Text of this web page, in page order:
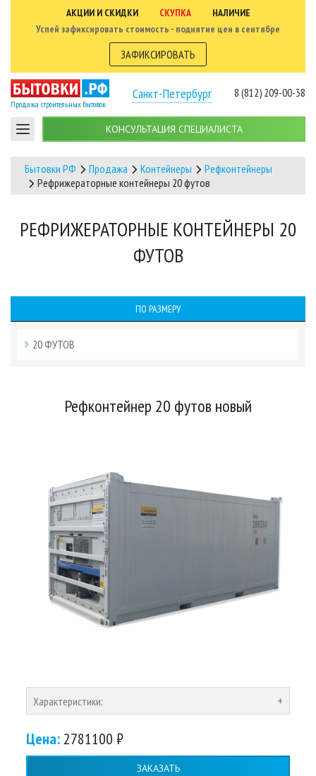
АКЦИИ И СКИДКИ СКУПКА
НАЛИЧИЕ
Успей зафиксировать стоимость - поднятие цен в сентябре
ЗАФИКСИРОВАТЬ
Продажа строительных бытовок
Санкт-Петербург 8 (812) 209-00-38
КОНСУЛЬТАЦИЯ СПЕЦИАЛИСТА
Бытовки РФ Продажа Контейнеры
Рефконтейнеры
Рефрижераторные контейнеры 20 футов
РЕФРИЖЕРАТОРНЫЕ КОНТЕЙНЕРЫ 20
ФУТОВ
ПО РАЗМЕРУ
20 ФУТОВ
Рефконтейнер 20 футов новый
Характеристики:
Цена:2781100 ₽
ЗАКАЗАТЬ